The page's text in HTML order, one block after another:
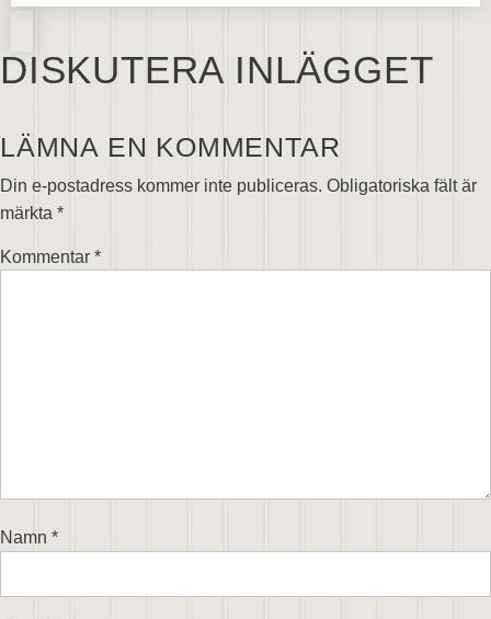
DISKUTERA INLÄGGET
LÄMNA EN KOMMENTAR
Din e-postadress kommer inte publiceras. Obligatoriska fält är
märkta *
Kommentar *
Namn *